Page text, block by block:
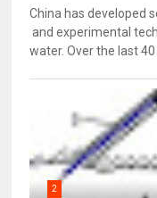
China has developed
and experimental
water. Over the last 40
2